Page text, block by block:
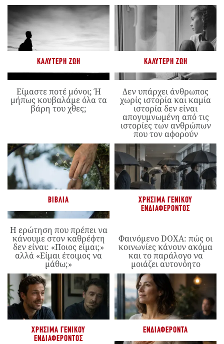
ΚΑΛΎΤΕΡΗ ΖΩΉ
Είμαστε ποτέ μόνοι; Ή
μήπως κουβαλάμε όλα τα
βάρη του χθες;
ΚΑΛΎΤΕΡΗ ΖΩΉ
Δεν υπάρχει άνθρωπος
χωρίς ιστορία και καμία
ιστορία δεν είναι
απογυμνωμένη από τις
ιστορίες των ανθρώπων
που τον αφορούν
ΒΙΒΛΊΑ
Η ερώτηση που πρέπει να
κάνουμε στον καθρέφτη
δεν είναι: «Ποιος είμαι;»
αλλά «Είμαι έτοιμος να
μάθω;»
ΧΡΉΣΙΜΑ ΓΕΝΙΚΟΎ
ΕΝΔΙΑΦΈΡΟΝΤΟΣ
Φαινόμενο DOXA: πώς οι
κοινωνίες κάνουν ακόμα
και το παράλογο να
μοιάζει αυτονόητο
ΧΡΉΣΙΜΑ ΓΕΝΙΚΟΎ
ΕΝΔΙΑΦΈΡΟΝΤΟΣ
ΕΝΔΙΑΦΈΡΟΝΤΑ